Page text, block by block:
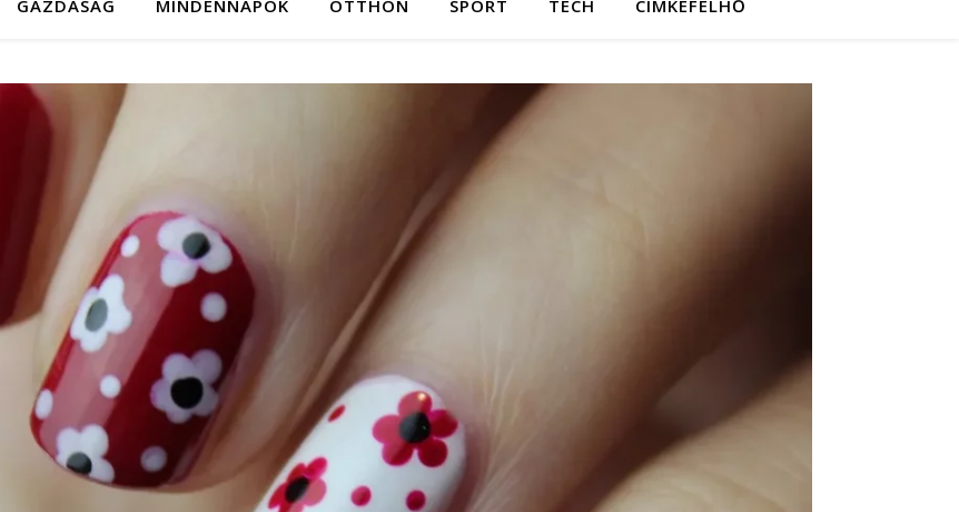
GAZDASÁG MINDENNAPOK OTTHON SPORT TECH CÍMKEFELHŐ